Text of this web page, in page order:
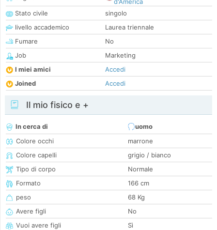
Stato civile
singolo
livello accademico
Laurea triennale
Fumare
No
Job
Marketing
I miei amici
Accedi
Joined
Accedi
Il mio fisico e +
In cerca di
uomo
Colore occhi
marrone
Colore capelli
grigio / bianco
Tipo di corpo
Normale
Formato
166 cm
peso
68 Kg
Avere figli
No
Vuoi avere figli
Sì